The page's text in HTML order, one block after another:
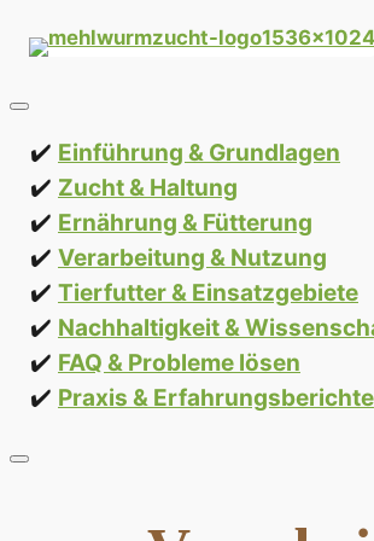
Inhalt
Einführung & Grundlagen
Zucht & Haltung
Ernährung & Fütterung
Verarbeitung & Nutzung
Tierfutter & Einsatzgebiete
Nachhaltigkeit &
FAQ & Probleme lösen
Praxis & Erfahrungsberichte